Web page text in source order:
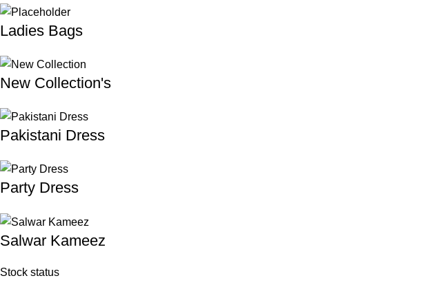
Ladies Bags
New Collection's
Pakistani Dress
Party Dress
Salwar Kameez
Stock status